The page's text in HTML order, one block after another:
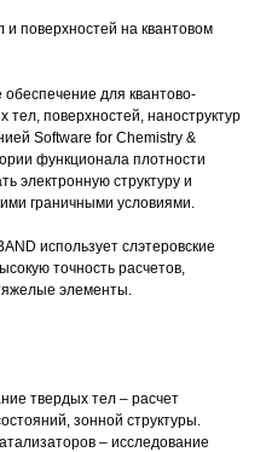
поверхностей на квантовом
для квантово-
тел, поверхностей, наноструктур
Software for Chemistry &
функционала плотности
электронную структуру и
граничными условиями.
использует слэтеровские
точность расчетов,
элементы.
твердых тел – расчет
зонной структуры.
– исследование